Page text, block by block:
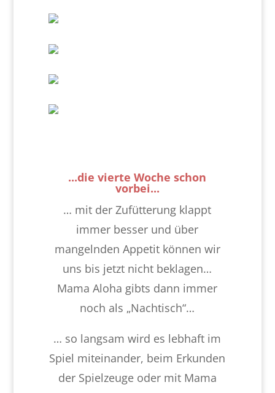
...die vierte Woche schon
vorbei...
… mit der Zufütterung klappt
immer besser und über
mangelnden Appetit können wir
uns bis jetzt nicht beklagen…
Mama Aloha gibts dann immer
noch als „Nachtisch“…
… so langsam wird es lebhaft im
Spiel miteinander, beim Erkunden
der Spielzeuge oder mit Mama